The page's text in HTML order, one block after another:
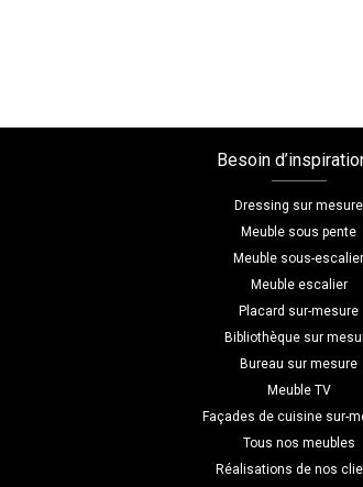
Besoin
Dressing sur mesure
Meuble sous pente
Meuble sous-escalier
Meuble escalier
Placard sur-mesure
Bibliothèque sur
Bureau sur mesure
Meuble TV
Façades de cuisine sur-
Tous nos meubles
Réalisations de nos